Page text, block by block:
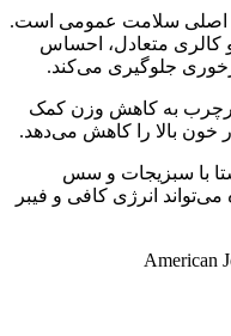
اصلی سلامت عمومی است.
و کالری متعادل، احساس
جلوگیری می‌کند.
به کاهش وزن کمک
با سبزیجات و سس
انرژی کافی و فیبر